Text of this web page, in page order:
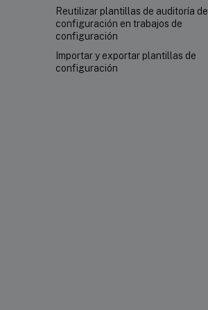
Reutilizar plantillas de auditoría de
configuración en trabajos de
configuración
Importar y exportar plantillas de
configuración